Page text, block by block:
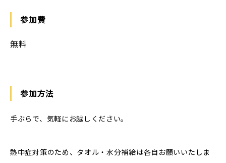
参加費
無料
参加方法
手ぶらで、気軽にお越しください。
熱中症対策のため、タオル・水分補給は各自お願いいたしま